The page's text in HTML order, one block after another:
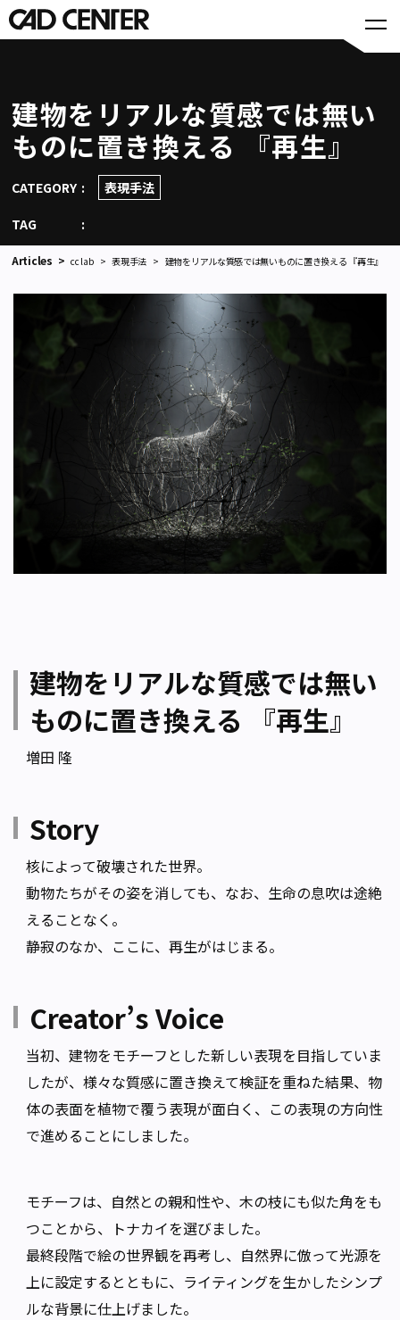
建物をリアルな質感では無い
ものに置き換える 『再生』
CATEGORY 表現手法
TAG
Articles cc lab 表現手法 建物をリアルな質感では無いものに置き換える 『再生』
建物をリアルな質感では無い
ものに置き換える 『再生』
増田 隆
Story
核によって破壊された世界。
動物たちがその姿を消しても、なお、生命の息吹は途絶
えることなく。
静寂のなか、ここに、再生がはじまる。
Creator’s Voice
当初、建物をモチーフとした新しい表現を目指していま
したが、様々な質感に置き換えて検証を重ねた結果、物
体の表面を植物で覆う表現が面白く、この表現の方向性
で進めることにしました。
モチーフは、自然との親和性や、木の枝にも似た角をも
つことから、トナカイを選びました。
最終段階で絵の世界観を再考し、自然界に倣って光源を
上に設定するとともに、ライティングを生かしたシンプ
ルな背景に仕上げました。